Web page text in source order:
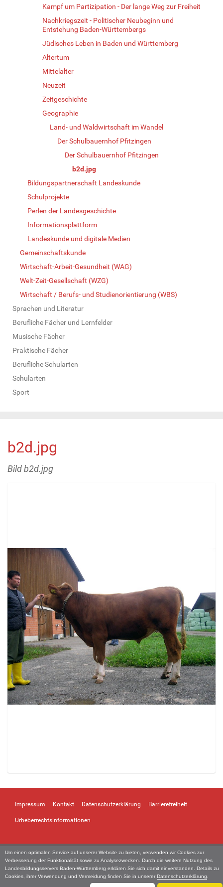
Um einen optimalen Service auf unserer Website zu bieten, verwenden wir Cookies zur
Verbesserung der Funktionalität sowie zu Analysezwecken. Durch die weitere Nutzung des
Landesbildungsservers Baden-Württemberg erklären Sie sich damit einverstanden. Details zu
Cookies, ihrer Verwendung und Vermeidung finden Sie in unserer Datenschutzerklärung
Kampf um Partizipation - Der lange Weg zur Freiheit
Nachkriegszeit - Politischer Neubeginn und
Entstehung Baden-Württembergs
Jüdisches Leben in Baden und Württemberg
Altertum
Mittelalter
Neuzeit
Zeitgeschichte
Geographie
Land- und Waldwirtschaft im Wandel
Der Schulbauernhof Pfitzingen
Der Schulbauernhof Pfitzingen
b2d.jpg
Bildungspartnerschaft Landeskunde
Schulprojekte
Perlen der Landesgeschichte
Informationsplattform
Landeskunde und digitale Medien
Gemeinschaftskunde
Wirtschaft-Arbeit-Gesundheit (WAG)
Welt-Zeit-Gesellschaft (WZG)
Wirtschaft / Berufs- und Studienorientierung (WBS)
Sprachen und Literatur
Berufliche Fächer und Lernfelder
Musische Fächer
Praktische Fächer
Berufliche Schularten
Schularten
Sport
b2d.jpg
Bild b2d.jpg
e
g
e
d
i
n
Impressum Kontakt Datenschutzerklärung Barrierefreiheit
Urheberrechtsinformationen